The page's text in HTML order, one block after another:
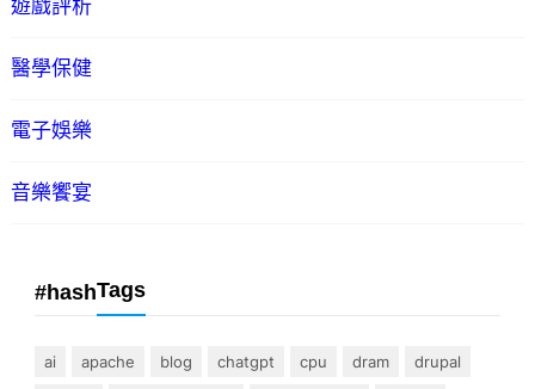
遊戲評析
醫學保健
電子娛樂
音樂饗宴
#hashTags
ai apache blog chatgpt cpu dram
drupal